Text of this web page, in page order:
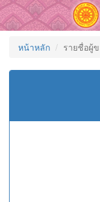
หน้าหลัก รายชื่อผู้